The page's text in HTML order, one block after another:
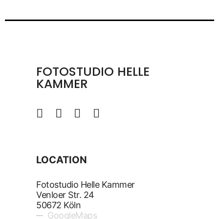
FOTOSTUDIO HELLE
KAMMER
LOCATION
Fotostudio Helle Kammer
Venloer Str. 24
50672 Köln
GoogleMaps